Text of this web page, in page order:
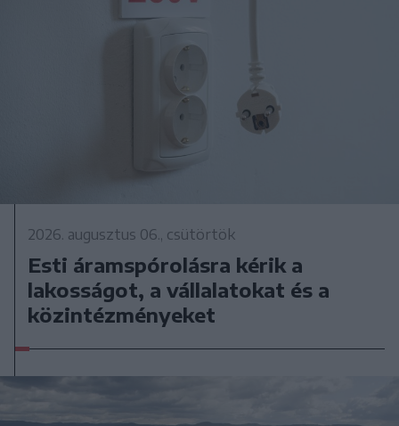
2026. augusztus 06., csütörtök
Esti áramspórolásra kérik a
lakosságot, a vállalatokat és a
közintézményeket